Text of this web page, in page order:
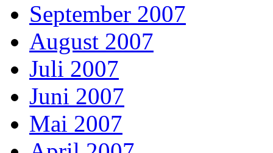
September 2007
August 2007
Juli 2007
Juni 2007
Mai 2007